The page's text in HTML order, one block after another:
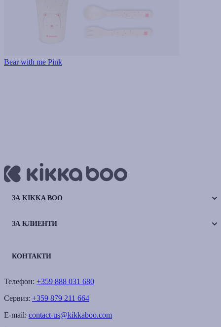
Bear with me Pink
ЗА KIKKA BOO
ЗА КЛИЕНТИ
КОНТАКТИ
Телефон: +359 888 031 680
Сервиз: +359 879 211 664
E-mail: contact-us@kikkaboo.com